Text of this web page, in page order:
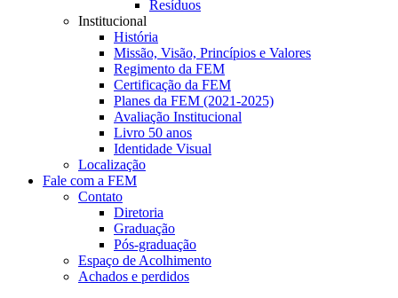
Resíduos
Institucional
História
Missão, Visão, Princípios e Valores
Regimento da FEM
Certificação da FEM
Planes da FEM (2021-2025)
Avaliação Institucional
Livro 50 anos
Identidade Visual
Localização
Fale com a FEM
Contato
Diretoria
Graduação
Pós-graduação
Espaço de Acolhimento
Achados e perdidos